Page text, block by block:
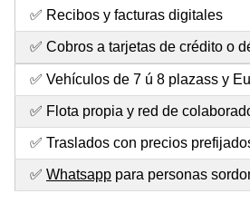
✅ Recibos y facturas digitales
✅ Cobros a tarjetas de crédito o
✅ Vehículos de 7 ú 8 plazass y
✅ Flota propia y red de
✅ Traslados con precios
✅ Whatsapp para personas